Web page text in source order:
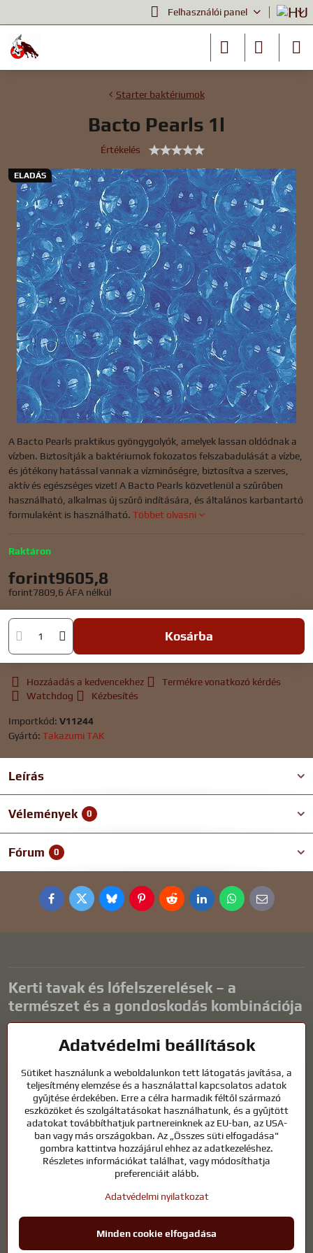
Felhasználói panel
ELADÁS
Starter baktériumok
Bacto Pearls 1l
Értékelés
A Bacto Pearls praktikus gyöngygolyók, amelyek lassan oldódnak a
vízben. Biztosítják a baktériumok fokozatos felszabadulását a vízbe,
és jótékony hatással vannak a vízminőségre, biztosítva a szerves,
aktív és egészséges vizet! A Bacto Pearls közvetlenül a szűrőben
használható, alkalmas új szűrő indítására, és általános karbantartó
formulaként is használható. Többet olvasni
Raktáron
forint9605,8
forint7809,6 ÁFA nélkül
Kosárba
Hozzáadás a kedvencekhez
Termékre vonatkozó kérdés
Watchdog
Kézbesítés
Importkód: V11244
Gyártó: Takazumi TAK
Leírás
Vélemények 0
Fórum 0
FacebookTwitterBlueskyPinterestRedditLinkedInWhatsApp
E-
mail
Kerti tavak és lófelszerelések – a
természet és a gondoskodás kombinációja
harmonikus környezetet teremtenek a kikapcsolódáshoz és a vízi
karbantartás kulcsfontosságú a tiszta vízhez és az egészséges
tóhoz egész évben. Ugyanilyen fontos az életünk részét képező
állatok gondozása is.
A lovaknak kiváló minőségű lovaglófelszerelésre, megfelelő
táplálkozásra és felelősségteljes gondoskodásra van szükségük
ahhoz, hogy egészségesek, erősek és elégedettek legyenek. Legyen
szó lovasok, tenyésztők vagy természetkedvelők felszereléséről, a cél
állatok, mind az emberek természetes egyensúlyát, biztonságát és
jólétét.
©2026Szerzői jogAdatvédelmi beállításokAdatvédelmi nyilatkozat
Adatvédelmi beállítások
Sütiket használunk a weboldalunkon tett látogatás javítása, a
teljesítmény elemzése és a használattal kapcsolatos adatok
gyűjtése érdekében. Erre a célra harmadik féltől származó
eszközöket és szolgáltatásokat használhatunk, és a gyűjtött
adatokat továbbíthatjuk partnereinknek az EU-ban, az USA-
ban vagy más országokban. Az „Összes süti elfogadása"
gombra kattintva hozzájárul ehhez az adatkezeléshez.
Részletes információkat találhat, vagy módosíthatja
preferenciáit alább.
Adatvédelmi nyilatkozat
Minden cookie elfogadása